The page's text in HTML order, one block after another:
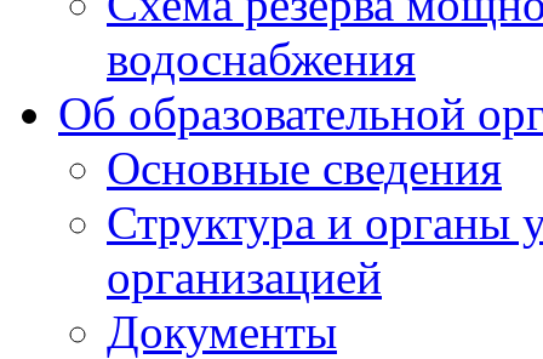
водоснабжения
Об образовательной
Основные сведения
Структура и органы
организацией
Документы